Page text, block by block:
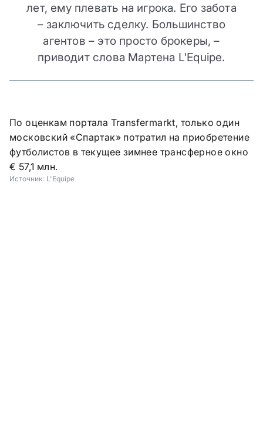
лет, ему плевать на игрока. Его забота
– заключить сделку. Большинство
агентов – это просто брокеры, –
приводит слова Мартена L'Equipe.
По оценкам портала Transfermarkt, только один
московский «Спартак» потратил на приобретение
футболистов в текущее зимнее трансферное окно
€ 57,1 млн.
Источник: L'Equipe